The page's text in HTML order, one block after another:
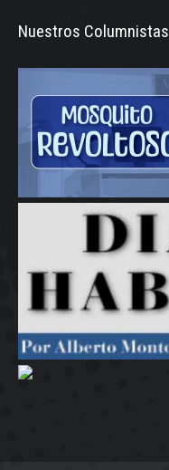
Nuestros Columnistas